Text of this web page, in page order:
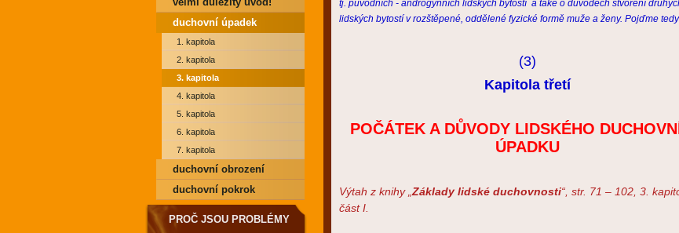
tj. původních - androgynních lidských bytostí a také o důvodech stvoření
lidských bytostí v rozštěpené, oddělené fyzické formě muže a ženy. Pojďme
(3)
Kapitola třetí
POČÁTEK A DŮVODY LIDSKÉHO
ÚPADKU
Výtah z knihy „ Základy lidské duchovnosti“, str. 71 – 102, 3.
část I.
PRO POZEMŠŤANY!
duchovní úpadek
1. kapitola
2. kapitola
3. kapitola
4. kapitola
5. kapitola
6. kapitola
7. kapitola
duchovní obrození
duchovní pokrok
PROČ JSOU PROBLÉMY